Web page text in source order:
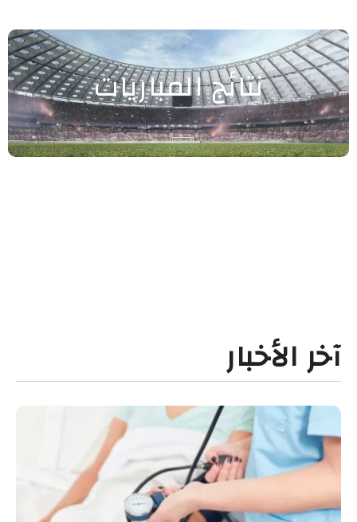
نتائج المباريات
آخر الأخبار